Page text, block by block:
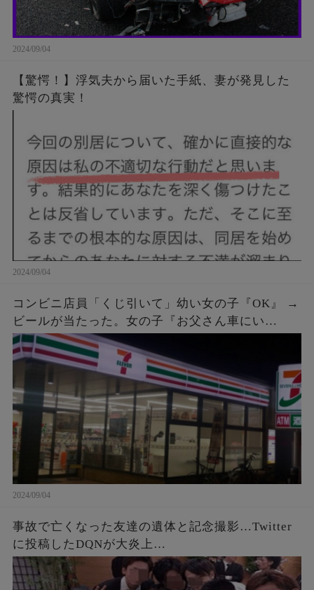
2024/09/04
【驚愕！】浮気夫から届いた手紙、妻が発見した
驚愕の真実！
2024/09/04
コンビニ店員「くじ引いて」幼い女の子『OK』 →
ビールが当たった。女の子『お父さん車にい
て…』店員「呼んできて」 → しばらくすると、鼻
ヂを押さえた女の子が再入店してきて…
2024/09/04
事故で亡くなった友達の遺体と記念撮影…Twitter
に投稿したDQNが大炎上…